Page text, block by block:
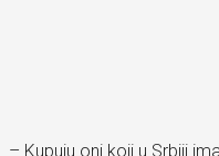
– Kupuju oni koji u Srbiji